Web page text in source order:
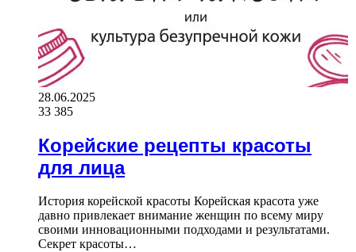
28.06.2025
33 385
Корейские рецепты красоты
для лица
История корейской красоты Корейская красота уже
давно привлекает внимание женщин по всему миру
своими инновационными подходами и результатами.
Секрет красоты…